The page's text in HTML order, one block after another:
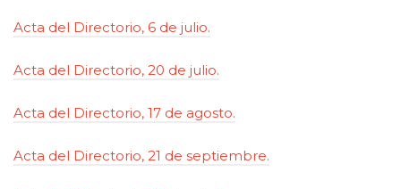
Acta del Directorio, 6 de julio.
Acta del Directorio, 20 de julio.
Acta del Directorio, 17 de agosto.
Acta del Directorio, 21 de septiembre.